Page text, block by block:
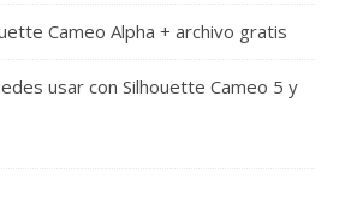
Cameo Alpha + archivo gratis
usar con Silhouette Cameo 5 y